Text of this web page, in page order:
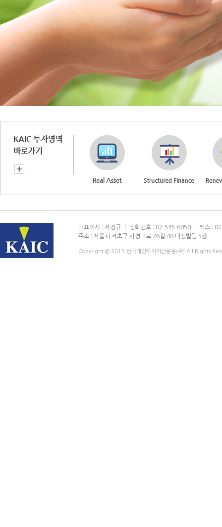
대표이사 : 서정규 ㅣ 전화번호 : 02-535-6050 ㅣ 팩스 :
주소 : 서울시 서초구 사평대로 26길 48 미성빌딩 5층
Copyright © 2015 한국대안투자자산운용(주) All Rights